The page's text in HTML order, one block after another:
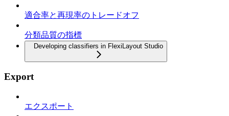
適合率と再現率のトレードオフ
分類品質の指標
Developing classifiers in FlexiLayout Studio
Export
エクスポート